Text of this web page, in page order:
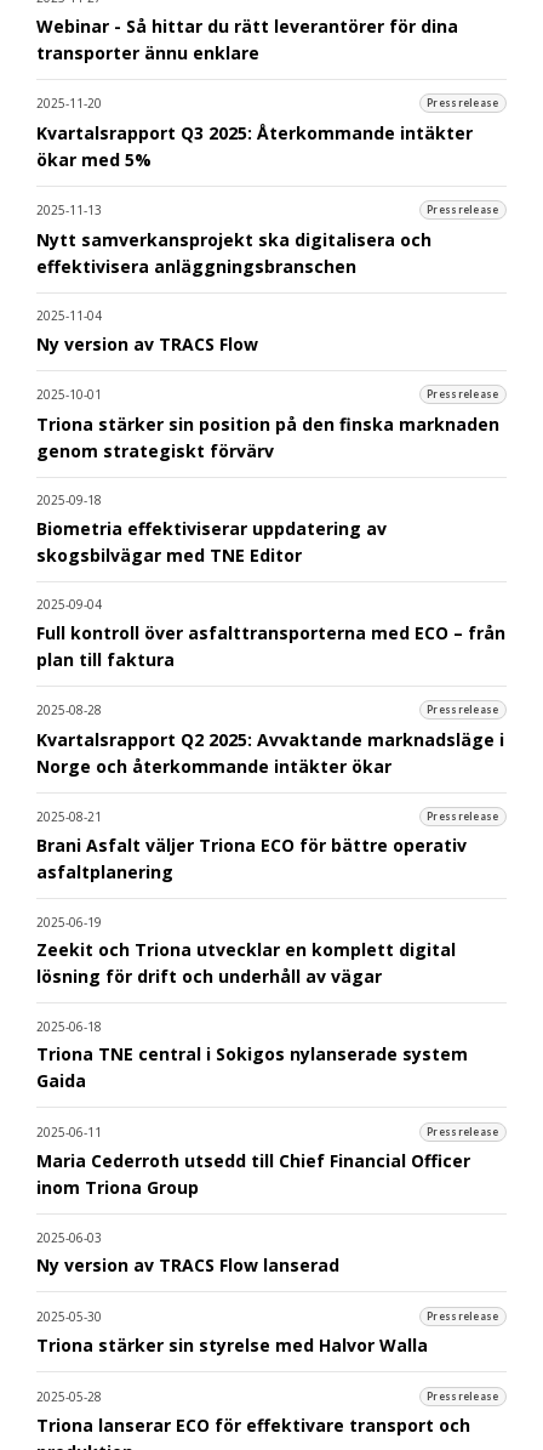
Webinar - Så hittar du rätt leverantörer för dina
transporter ännu enklare
2025-11-20 Pressrelease
Kvartalsrapport Q3 2025: Återkommande intäkter
ökar med 5%
2025-11-13 Pressrelease
Nytt samverkansprojekt ska digitalisera och
effektivisera anläggningsbranschen
2025-11-04
Ny version av TRACS Flow
2025-10-01 Pressrelease
Triona stärker sin position på den finska marknaden
genom strategiskt förvärv
2025-09-18
Biometria effektiviserar uppdatering av
skogsbilvägar med TNE Editor
2025-09-04
Full kontroll över asfalttransporterna med ECO – från
plan till faktura
2025-08-28 Pressrelease
Kvartalsrapport Q2 2025: Avvaktande marknadsläge i
Norge och återkommande intäkter ökar
2025-08-21 Pressrelease
Brani Asfalt väljer Triona ECO för bättre operativ
asfaltplanering
2025-06-19
Zeekit och Triona utvecklar en komplett digital
lösning för drift och underhåll av vägar
2025-06-18
Triona TNE central i Sokigos nylanserade system
Gaida
2025-06-11 Pressrelease
Maria Cederroth utsedd till Chief Financial Officer
inom Triona Group
2025-06-03
Ny version av TRACS Flow lanserad
2025-05-30 Pressrelease
Triona stärker sin styrelse med Halvor Walla
2025-05-28 Pressrelease
Triona lanserar ECO för effektivare transport och